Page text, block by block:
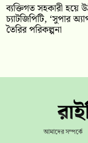
ব্যক্তিগত সহকারী হয়ে
চ্যাটজিপিটি, ‘সুপার
তৈরির পরিকল্পনা
আমাদের সম্পর্কে